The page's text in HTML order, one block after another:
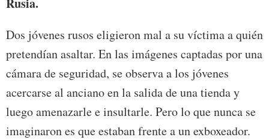
Rusia.
Dos jóvenes rusos eligieron mal a su víctima a quién
pretendían asaltar. En las imágenes captadas por una
cámara de seguridad, se observa a los jóvenes
acercarse al anciano en la salida de una tienda y
luego amenazarle e insultarle. Pero lo que nunca se
imaginaron es que estaban frente a un exboxeador.